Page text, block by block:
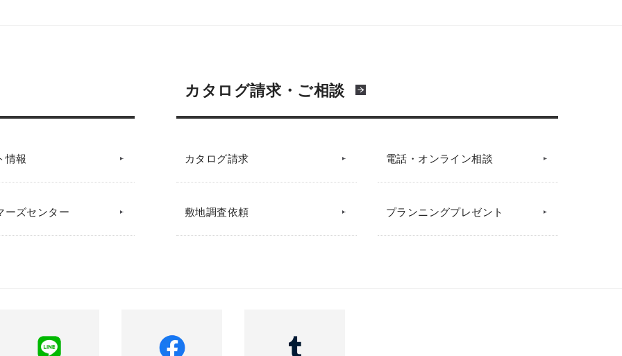
情報
ーズセンター
カタログ請求・ご相談
カタログ請求 電話・オンライン相談
敷地調査依頼 プランニングプレゼント